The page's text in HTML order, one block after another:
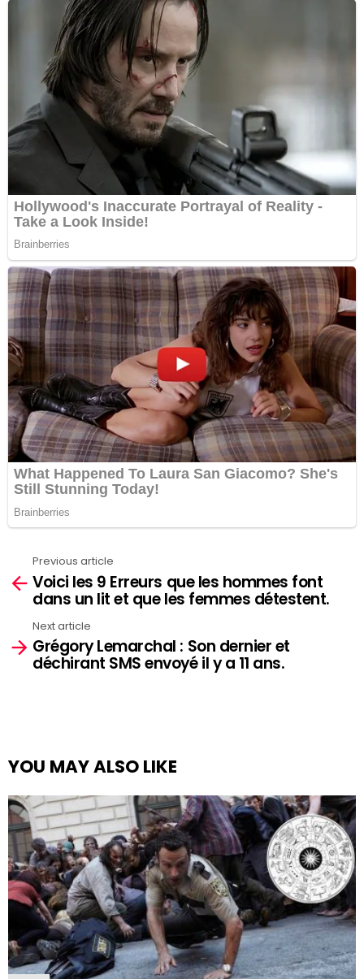
See
more
Previous article
Voici les 9 Erreurs que les hommes font
dans un lit et que les femmes détestent.
Next article
Grégory Lemarchal : Son dernier et
déchirant SMS envoyé il y a 11 ans.
YOU MAY ALSO LIKE